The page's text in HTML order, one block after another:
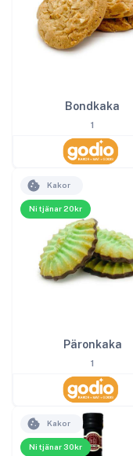
Bondkaka
1
Ni tjänar 20kr
Kakor
Päronkaka
1
Ni tjänar 30kr
Kakor